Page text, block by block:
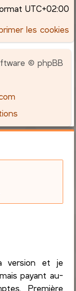
c
h
UTC+02:00
les cookies
© phpBB
version et je
payant au-
Première